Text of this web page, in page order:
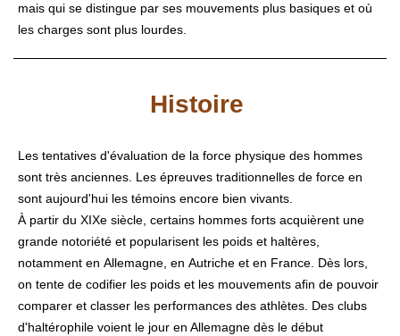
mais qui se distingue par ses mouvements plus basiques et où
les charges sont plus lourdes.
Histoire
Les tentatives d'évaluation de la force physique des hommes
sont très anciennes. Les épreuves traditionnelles de force en
sont aujourd'hui les témoins encore bien vivants.
À partir du XIXe siècle, certains hommes forts acquièrent une
grande notoriété et popularisent les poids et haltères,
notamment en Allemagne, en Autriche et en France. Dès lors,
on tente de codifier les poids et les mouvements afin de pouvoir
comparer et classer les performances des athlètes. Des clubs
d'haltérophile voient le jour en Allemagne dès le début